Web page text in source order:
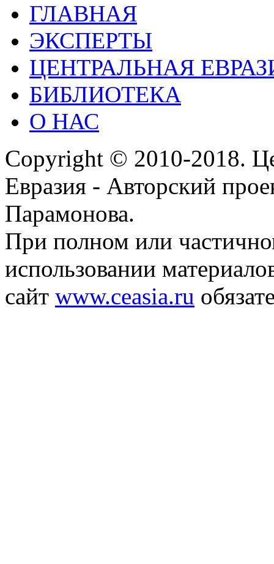
ГЛАВНАЯ
ЭКСПЕРТЫ
ЦЕНТРАЛЬНАЯ
БИБЛИОТЕКА
О НАС
Copyright © 2010-2018.
Евразия - Авторский
Парамонова.
При полном или
использовании
сайт www.ceasia.ru